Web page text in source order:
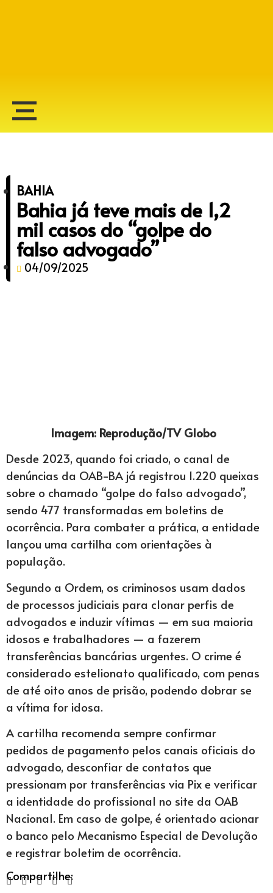
BAHIA
Bahia já teve mais de 1,2
mil casos do “golpe do
falso advogado”
04/09/2025
Imagem: Reprodução/TV Globo
Desde 2023, quando foi criado, o canal de
denúncias da OAB-BA já registrou 1.220 queixas
sobre o chamado “golpe do falso advogado”,
sendo 477 transformadas em boletins de
ocorrência. Para combater a prática, a entidade
lançou uma cartilha com orientações à
população.
Segundo a Ordem, os criminosos usam dados
de processos judiciais para clonar perfis de
advogados e induzir vítimas — em sua maioria
idosos e trabalhadores — a fazerem
transferências bancárias urgentes. O crime é
considerado estelionato qualificado, com penas
de até oito anos de prisão, podendo dobrar se
a vítima for idosa.
A cartilha recomenda sempre confirmar
pedidos de pagamento pelos canais oficiais do
advogado, desconfiar de contatos que
pressionam por transferências via Pix e verificar
a identidade do profissional no site da OAB
Nacional. Em caso de golpe, é orientado acionar
o banco pelo Mecanismo Especial de Devolução
e registrar boletim de ocorrência.
Compartilhe: